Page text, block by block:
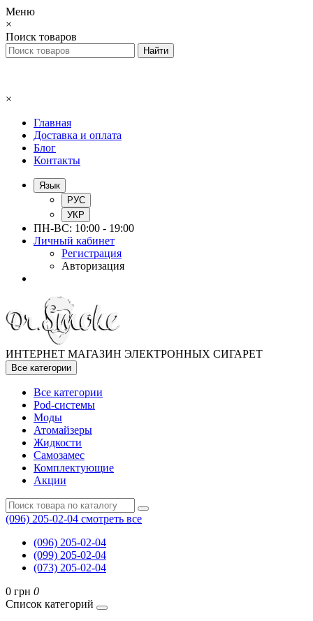
Меню
×
Поиск товаров
×
Главная
Доставка и оплата
Блог
Контакты
Язык
РУС
УКР
ПН-ВС: 10:00 - 19:00
Личный кабинет
Регистрация
Авторизация
ИНТЕРНЕТ МАГАЗИН ЭЛЕКТРОННЫХ СИГАРЕТ
Все категории
Все категории
Pod-системы
Моды
Атомайзеры
Жидкости
Самозамес
Комплектующие
Акции
(096) 205-02-04 смотреть все
(096) 205-02-04
(099) 205-02-04
(073) 205-02-04
0 грн 0
Список категорий